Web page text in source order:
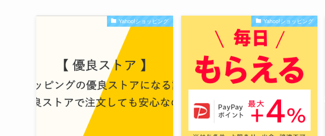
Yahoo!ショッピング Yahoo!ショッピング